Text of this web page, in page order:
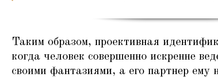
Таким образом, проективная
когда человек совершенно искренне
своими фантазиями, а его партнер ему